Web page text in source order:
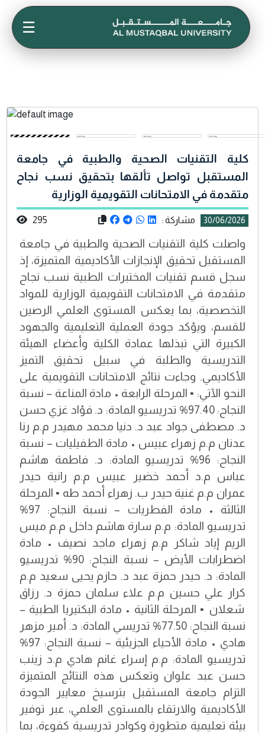
☰
كلية التقنيات الصحية والطبية في جامعة
المستقبل تواصل تألقها بتحقيق نسب نجاح
متقدمة في الامتحانات التقويمية الوزارية
30/06/2026 مشاركة : 295
واصلت كلية التقنيات الصحية والطبية في جامعة
المستقبل تحقيق الإنجازات الأكاديمية المتميزة، إذ
سجل قسم تقنيات المختبرات الطبية نسب نجاح
متقدمة في الامتحانات التقويمية الوزارية للمواد
التخصصية، بما يعكس المستوى العلمي الرصين
للقسم، ويؤكد جودة العملية التعليمية والجهود
الكبيرة التي تبذلها عمادة الكلية وأعضاء الهيئة
التدريسية والطلبة في سبيل تحقيق التميز
الأكاديمي. وجاءت نتائج الامتحانات التقويمية على
النحو الآتي: ▪️ المرحلة الرابعة • مادة المناعة – نسبة
النجاح: 97.40% تدريسيو المادة: د. فؤاد غزي حسن
د. مصطفى جواد عبد د. دنيا محمد مهيدر م.م رنا
عدنان م.م زهراء عبيس • مادة الطفيليات – نسبة
النجاح: 96% تدريسيو المادة: د. فاطمة هاشم
عباس م.د أحمد خضير عبيس م.م رانية حيدر
عمران م.م غنية حيدر ب. زهراء أحمد طه ▪️ المرحلة
الثالثة • مادة الفطريات – نسبة النجاح: 97%
تدريسيو المادة: م.م سارة هاشم داخل م.م ميس
الريم إياد شاكر م.م زهراء ماجد نصيف • مادة
اضطرابات الأيض – نسبة النجاح: 90% تدريسيو
المادة: د. حيدر حمزة عبد د. حازم يحيى سعيد م.م
كرار علي حسين م.م علاء سلمان حمزة د. رزاق
شعلان ▪️ المرحلة الثانية • مادة البكتيريا الطبية –
نسبة النجاح: 77.50% تدريسي المادة: د. أمير مزهر
هادي • مادة الأحياء الجزيئية – نسبة النجاح: 97%
تدريسيو المادة: م.م إسراء غانم هادي م.د زينب
حسن عبد علوان وتعكس هذه النتائج المتميزة
التزام جامعة المستقبل بترسيخ معايير الجودة
الأكاديمية والارتقاء بالمستوى العلمي، عبر توفير
بيئة تعليمية متطورة وكوادر تدريسية كفوءة، بما